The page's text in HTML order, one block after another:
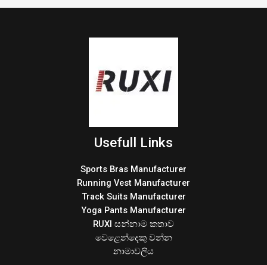
Usefull Links
Sports Bras Manufacturer
Running Vest Manufacturer
Track Suits Manufacturer
Yoga Pants Manufacturer
RUXI සන්නාම කතාව
වෙළෙන්දෙකු වන්න
නාමාවලිය